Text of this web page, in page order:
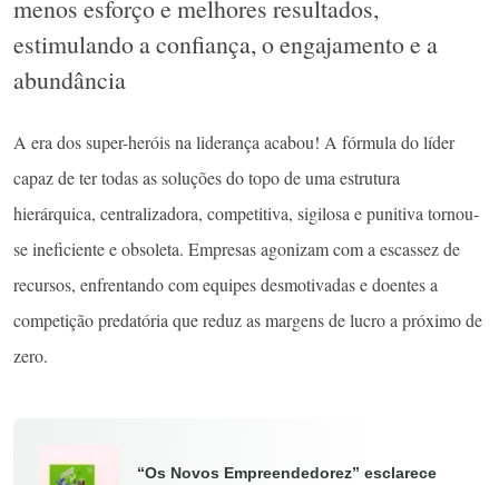
menos esforço e melhores resultados,
estimulando a confiança, o engajamento e a
abundância
A era dos super-heróis na liderança acabou! A fórmula do líder
capaz de ter todas as soluções do topo de uma estrutura
hierárquica, centralizadora, competitiva, sigilosa e punitiva tornou-
se ineficiente e obsoleta. Empresas agonizam com a escassez de
recursos, enfrentando com equipes desmotivadas e doentes a
competição predatória que reduz as margens de lucro a próximo de
zero.
“Os Novos Empreendedorez” esclarece